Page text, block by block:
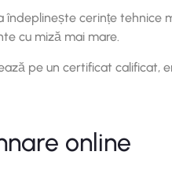
îndeplinește cerințe tehnice
cu miză mai mare.
pe un certificat calificat,
online